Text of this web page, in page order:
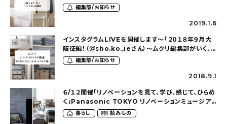
探索〜」編集部/お知らせ
2019.1.6
インスタグラムLIVEを開催します〜「２０１８年９月大
阪征編！（＠sho.ko_ieさん）〜ムクリ編集部がいく、
素敵なおうち探索〜」
編集部/お知らせ
2018.9.1
６/１２開催「リノベーションを見て、学び、感じて、ひらめ
く」Panasonic TOKYO リノベーションミュージア
ムコラボLIVE［SPONSORED］
暮らし 読みもの